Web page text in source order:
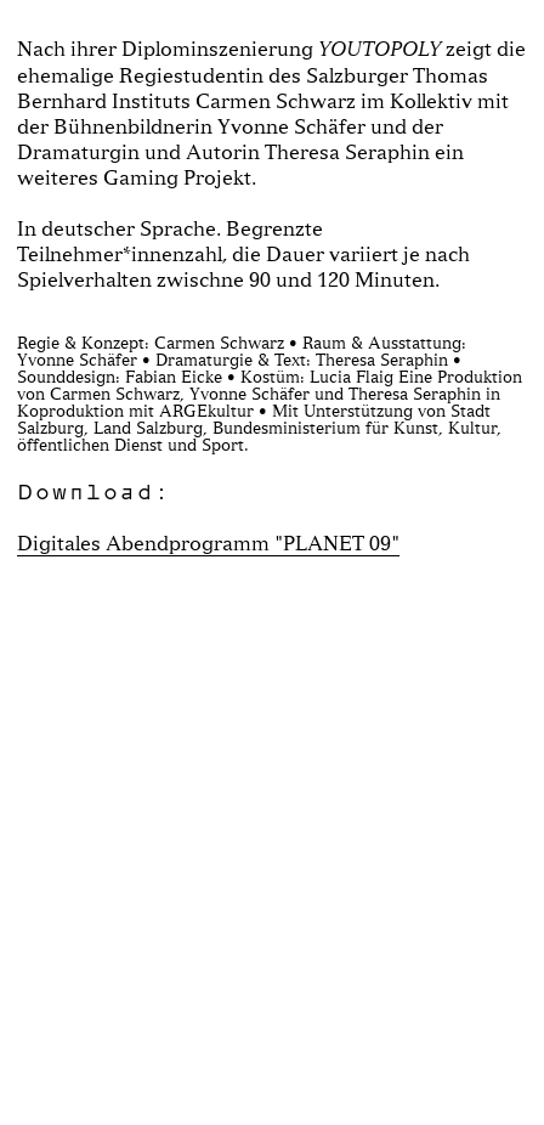
Nach ihrer Diplominszenierung YOUTOPOLYzeigt die
ehemalige Regiestudentin des Salzburger Thomas
Bernhard Instituts Carmen Schwarz im Kollektiv mit
der Bühnenbildnerin Yvonne Schäfer und der
Dramaturgin und Autorin Theresa Seraphin ein
weiteres Gaming Projekt.
In deutscher Sprache. Begrenzte
Teilnehmer*innenzahl, die Dauer variiert je nach
Spielverhalten zwischne 90 und 120 Minuten.
Regie & Konzept: Carmen Schwarz • Raum & Ausstattung:
Yvonne Schäfer • Dramaturgie & Text: Theresa Seraphin •
Sounddesign: Fabian Eicke • Kostüm: Lucia Flaig Eine Produktion
von Carmen Schwarz, Yvonne Schäfer und Theresa Seraphin in
Koproduktion mit ARGEkultur • Mit Unterstützung von Stadt
Salzburg, Land Salzburg, Bundesministerium für Kunst, Kultur,
öffentlichen Dienst und Sport.
Download:
Digitales Abendprogramm "PLANET 09"